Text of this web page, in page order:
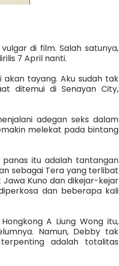
di film. Salah satunya,
7 April nanti.
akan tayang. Aku sudah tak
ditemui di Senayan City,
adegan seks dalam
melekat pada bintang
panas itu adalah tantangan
sebagai Tera yang terlibat
Kuno dan dikejar-kejar
dan beberapa kali
A Liung Wong itu,
Namun, Debby tak
adalah totalitas